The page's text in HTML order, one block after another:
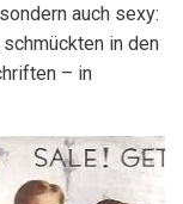
auch sexy:
in den
– in